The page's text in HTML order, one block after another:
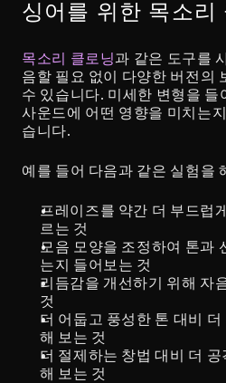
싱어를 위한 목소리
목소리 클로닝과 같은 도구를
음할 필요 없이 다양한 버전의
수 있습니다. 미세한 변형을 들
사운드에 어떤 영향을 미치는
습니다.
예를 들어 다음과 같은 실험을
프레이즈를 약간 더 부드럽
르는 것
모음 모양을 조정하여 톤과
는지 들어보는 것
리듬감을 개선하기 위해 자
것
더 어둡고 풍성한 톤 대비
해 보는 것
더 절제하는 창법 대비 더
해 보는 것